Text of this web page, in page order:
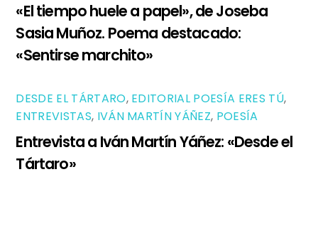
«El tiempo huele a papel», de Joseba
Sasia Muñoz. Poema destacado:
«Sentirse marchito»
DESDE EL TÁRTARO, EDITORIAL POESÍA ERES TÚ,
ENTREVISTAS, IVÁN MARTÍN YÁÑEZ, POESÍA
Entrevista a Iván Martín Yáñez: «Desde el
Tártaro»